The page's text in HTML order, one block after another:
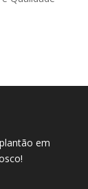
em